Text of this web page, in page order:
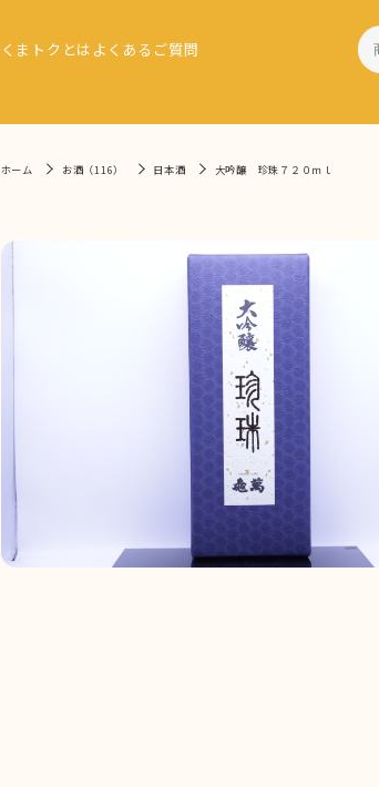
くまトクとは よくあるご質問
ホーム お酒（116） 日本酒 大吟醸 珍珠７２０ｍｌ